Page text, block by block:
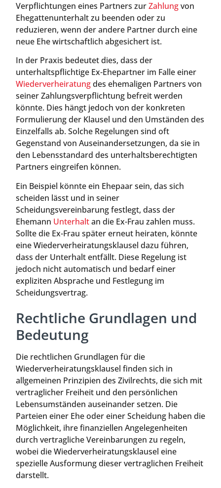
Verpflichtungen eines Partners zurZahlungvon
Ehegattenunterhalt zu beenden oder zu
reduzieren, wenn der andere Partner durch eine
neue Ehe wirtschaftlich abgesichert ist.
In der Praxis bedeutet dies, dass der
unterhaltspflichtige Ex-Ehepartner im Falle einer
Wiederverheiratungdes ehemaligen Partners von
seiner Zahlungsverpflichtung befreit werden
könnte. Dies hängt jedoch von der konkreten
Formulierung der Klausel und den Umständen des
Einzelfalls ab. Solche Regelungen sind oft
Gegenstand von Auseinandersetzungen, da sie in
den Lebensstandard des unterhaltsberechtigten
Partners eingreifen können.
Ein Beispiel könnte ein Ehepaar sein, das sich
scheiden lässt und in seiner
Scheidungsvereinbarung festlegt, dass der
Ehemann Unterhaltan die Ex-Frau zahlen muss.
Sollte die Ex-Frau später erneut heiraten, könnte
eine Wiederverheiratungsklausel dazu führen,
dass der Unterhalt entfällt. Diese Regelung ist
jedoch nicht automatisch und bedarf einer
expliziten Absprache und Festlegung im
Scheidungsvertrag.
Rechtliche Grundlagen und
Bedeutung
Die rechtlichen Grundlagen für die
Wiederverheiratungsklausel finden sich in
allgemeinen Prinzipien des Zivilrechts, die sich mit
vertraglicher Freiheit und den persönlichen
Lebensumständen auseinander setzen. Die
Parteien einer Ehe oder einer Scheidung haben die
Möglichkeit, ihre finanziellen Angelegenheiten
durch vertragliche Vereinbarungen zu regeln,
wobei die Wiederverheiratungsklausel eine
spezielle Ausformung dieser vertraglichen Freiheit
darstellt.